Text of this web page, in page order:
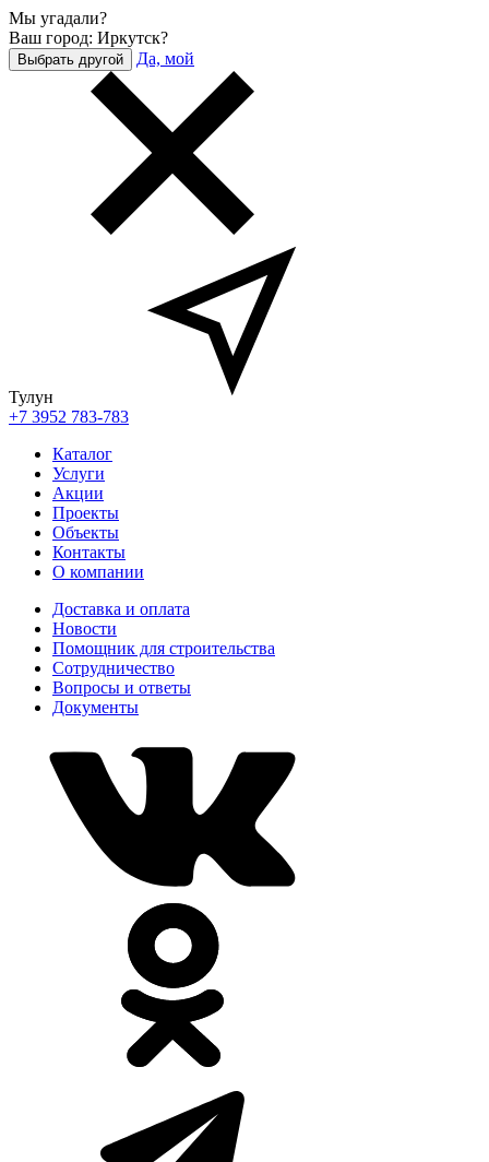
Мы угадали?
Ваш город: Иркутск?
Выбрать другой Да, мой
Тулун
+7 3952 783-783
Каталог
Услуги
Акции
Проекты
Объекты
Контакты
О компании
Доставка и оплата
Новости
Помощник для строительства
Сотрудничество
Вопросы и ответы
Документы